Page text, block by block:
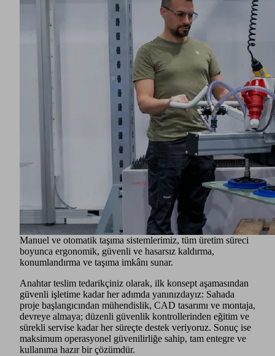
haline gelmektedir. Buna bağlı olarak; modern, ergonomik
ve süreç güvenilirliği yüksek taşıma çözümlerine duyulan
ihtiyaç her geçen gün artıyor
İster ağır zırhlı çelik levhalar, balistik saclar ve mühimmat
kutuları, ister büyük yapısal bileşenler, kaynaklı araç
bölümleri, koruma sistemleri parçaları veya hassas montaj
grupları olsun: Schmalz, amaca yönelik taşıma çözümleriyle
süreçlerin sorunsuz ilerlemesini sağlar.
Çok çeşitli iş parçası geometrilerine ek olarak, metaller,
seramikler, polimerler ve zırhlı cam gibi kompozit
malzemeler, ahşap ve karton gibi doğal ve fiber
malzemelerin yanı sıra optik veya yarı iletken fonksiyonel
malzemeler gibi çeşitli özel malzemeler de dahil olmak üzere
geniş bir malzeme yelpazesini kapsıyoruz. Bu, üretim ve
lojistik işlemlerinizin güvenli ve istikrarlı bir şekilde devam
etmesini sağlar.
Schmalz, sertifikalı kalite ve tam olarak sektörün
gerekliliklerine göre uyarlanmış çözümler anlamına gelir.
Manuel ve otomatik taşıma sistemlerimiz, tüm üretim süreci
boyunca ergonomik, güvenli ve hasarsız kaldırma,
konumlandırma ve taşıma imkânı sunar.
Anahtar teslim tedarikçiniz olarak, ilk konsept aşamasından
güvenli işletime kadar her adımda yanınızdayız: Sahada
proje başlangıcından mühendislik, CAD tasarımı ve montaja,
devreye almaya; düzenli güvenlik kontrollerinden eğitim ve
sürekli servise kadar her süreçte destek veriyoruz. Sonuç ise
maksimum operasyonel güvenilirliğe sahip, tam entegre ve
kullanıma hazır bir çözümdür.